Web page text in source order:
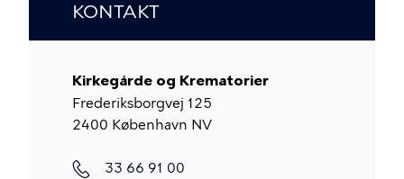
KONTAKT
Kirkegårde og Krematorier
Frederiksborgvej 125
2400 København NV
Telefon
33 66 91 00